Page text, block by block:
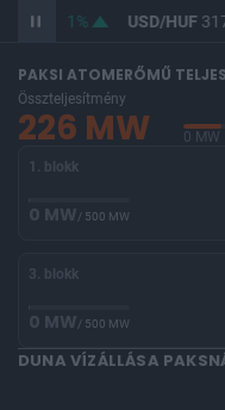
365,35 1% USD/HUF
PAKSI ATOMERŐMŰ
Összteljesítmény
226 MW 0 MW
1. blokk
0 MW/ 500 MW
3. blokk
0 MW/ 500 MW
DUNA VÍZÁLLÁSA